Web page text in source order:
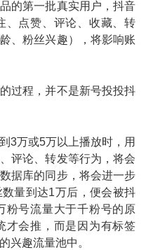
的第一批真实用户，抖音
、点赞、评论、收藏、转
、粉丝兴趣），将影响账
过程，并不是新号投投抖
3万或5万以上播放时，用
评论、转发等行为，将会
据库的同步，将会进一步
量到达1万后，便会被抖
粉号流量大于千粉号的原
才会推，而是因为有标签
兴趣流量池中。